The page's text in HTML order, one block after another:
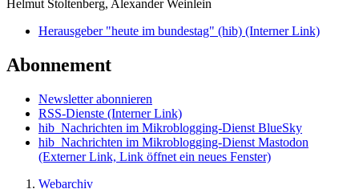
Helmut Stoltenberg, Alexander Weinlein
Herausgeber "heute im bundestag" (hib) (Interner Link)
Abonnement
Newsletter abonnieren
RSS-Dienste (Interner Link)
hib_Nachrichten im Mikroblogging-Dienst BlueSky
hib_Nachrichten im Mikroblogging-Dienst Mastodon
(Externer Link, Link öffnet ein neues Fenster)
Webarchiv